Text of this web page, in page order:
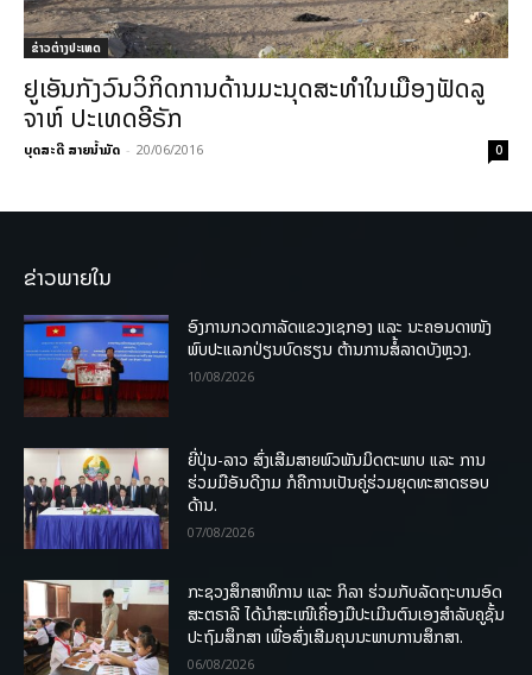
ຂ່າວຕ່າງປະເທດ
ຢູເອັນກັງວົນວິກິດການດ້ານມະນຸດສະທຳໃນເມືອງຟັດລູ
ຈາຫ໌ ປະເທດອີຣັກ
ບຸດສະດີ ສາຍນ້ຳມັດ - 20/06/2016 0
ຂ່າວພາຍໃນ
ອົງການກວດກາລັດແຂວງເຊກອງ ແລະ ນະຄອນດາໜັງ
ພົບປະແລກປ່ຽນບົດຮຽນ ຕ້ານການສໍ້ລາດບັງຫຼວງ.
10/08/2026
ຍີ່ປຸ່ນ-ລາວ ສົ່ງເສີມສາຍພົວພັນມິດຕະພາບ ແລະ ການ
ຮ່ວມມືອັນດີງາມ ກໍຄືການເປັນຄູ່ຮ່ວມຍຸດທະສາດຮອບ
ດ້ານ.
07/08/2026
ກະຊວງສຶກສາທິການ ແລະ ກິລາ ຮ່ວມກັບລັດຖະບານອົດ
ສະຕຣາລີ ໄດ້ນຳສະເໜີເຄື່ອງມືປະເມີນຕົນເອງສຳລັບຄູຊັ້ນ
ປະຖົມສຶກສາ ເພື່ອສົ່ງເສີມຄຸນນະພາບການສຶກສາ.
06/08/2026